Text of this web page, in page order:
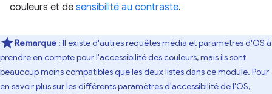
couleurs et de sensibilité au contraste.
Remarque : Il existe d'autres requêtes média et paramètres d'OS à
prendre en compte pour l'accessibilité des couleurs, mais ils sont
beaucoup moins compatibles que les deux listés dans ce module. Pour
en savoir plus sur les différents paramètres d'accessibilité de l'OS,